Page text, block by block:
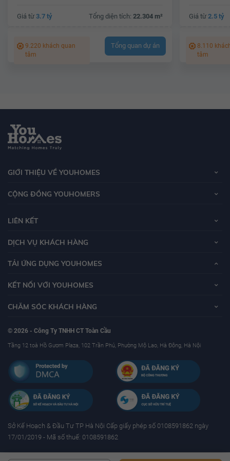
Giá từ 3.7 tỷ Tổng diện tích: 22.304 m²
9.220 khách quan
tâm
Tổng quan dự án
Giá từ 2.5 tỷ
8.110
tâm
GIỚI THIỆU VỀ YOUHOMES
CỘNG ĐỒNG YOUHOMERS
LIÊN KẾT
DỊCH VỤ KHÁCH HÀNG
TẢI ỨNG DỤNG YOUHOMES
KẾT NỐI VỚI YOUHOMES
CHĂM SÓC KHÁCH HÀNG
© 2026 - Công Ty TNHH CT Toàn Cầu
Tầng 12 toà Hồ Gươm Plaza, 102 Trần Phú, Phường Mộ Lao, Hà Đông, Hà Nội
Sở Kế Hoạch & Ðầu Tư TP Hà Nội Cấp giấy phép số 0108591862 ngày
17/01/2019 - Mã số thuế: 0108591862